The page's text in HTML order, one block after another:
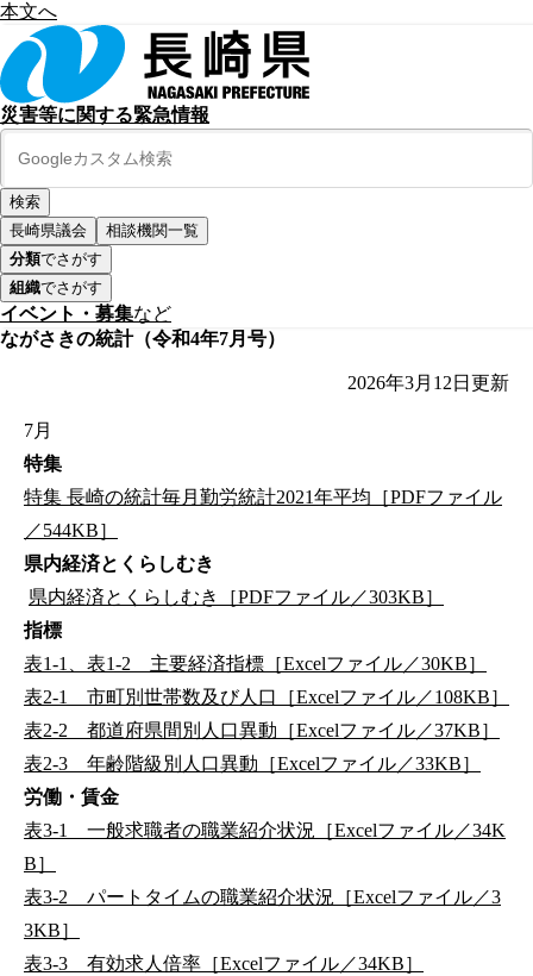
本文へ
災害等に関する緊急情報
長崎県議会
相談機関一覧
分類でさがす
組織でさがす
イベント・募集など
ながさきの統計（令和4年7月号）
2026年3月12日 更新
7月
特集
特集 長崎の統計毎月勤労統計2021年平均［PDFファイル
／544KB］
県内経済とくらしむき
県内経済とくらしむき［PDFファイル／303KB］
指標
表1-1、表1-2 主要経済指標［Excelファイル／30KB］
表2-1 市町別世帯数及び人口［Excelファイル／108KB］
表2-2 都道府県間別人口異動［Excelファイル／37KB］
表2-3 年齢階級別人口異動［Excelファイル／33KB］
労働・賃金
表3-1 一般求職者の職業紹介状況［Excelファイル／34K
B］
表3-2 パートタイムの職業紹介状況［Excelファイル／3
3KB］
表3-3 有効求人倍率［Excelファイル／34KB］